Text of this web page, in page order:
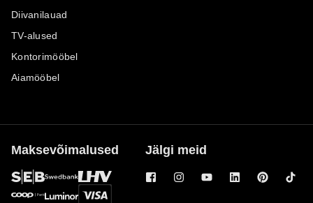
Diivanilauad
TV-alused
Kontorimööbel
Aiamööbel
Maksevõimalused Jälgi meid